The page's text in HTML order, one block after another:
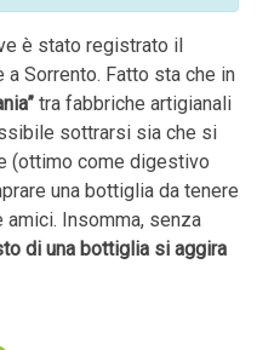
è stato registrato il
a Sorrento. Fatto sta che in
tra fabbriche artigianali
sottrarsi sia che si
(ottimo come digestivo
una bottiglia da tenere
amici. Insomma, senza
di una bottiglia si aggira